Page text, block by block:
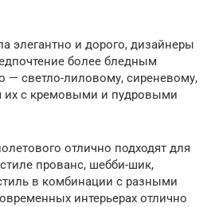
элегантно и дорого, дизайнеры
более бледным
— светло-лиловому, сиреневому,
их с кремовыми и пудровыми
отлично подходят для
прованс, шебби-шик,
в комбинации с разными
интерьерах отлично